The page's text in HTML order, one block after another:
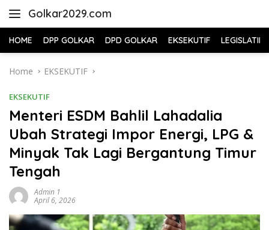
Golkar2029.com
HOME DPP GOLKAR DPD GOLKAR EKSEKUTIF LEGISLATIF
Home EKSEKUTIF
EKSEKUTIF
Menteri ESDM Bahlil Lahadalia
Ubah Strategi Impor Energi, LPG &
Minyak Tak Lagi Bergantung Timur
Tengah
Admin 1
April 6, 2026